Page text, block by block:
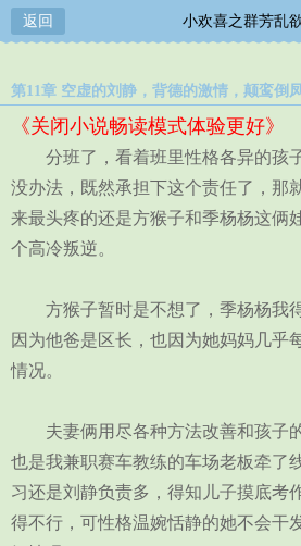
返回 小欢喜之群芳乱
第11章 空虚的刘静，背德的激情，颠鸾倒
《关闭小说畅读模式体验更好》
分班了，看着班里性格各异的孩
没办法，既然承担下这个责任了，那
来最头疼的还是方猴子和季杨杨这俩
个高冷叛逆。
方猴子暂时是不想了，季杨杨我
因为他爸是区长，也因为她妈妈几乎
情况。
夫妻俩用尽各种方法改善和孩子的
也是我兼职赛车教练的车场老板牵了
习还是刘静负责多，得知儿子摸底考
得不行，可性格温婉恬静的她不会干